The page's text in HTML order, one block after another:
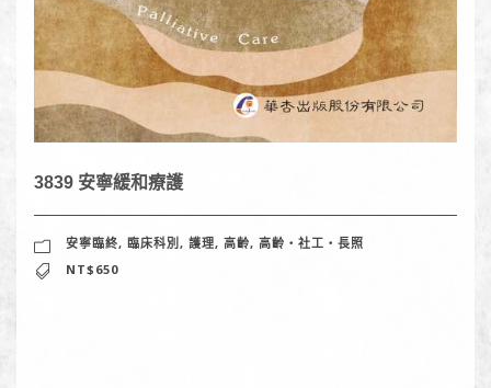
3839 安寧緩和療護
安寧臨終, 臨床科別 , 護理, 高齡, 高齡‧社工‧長照
NT$650